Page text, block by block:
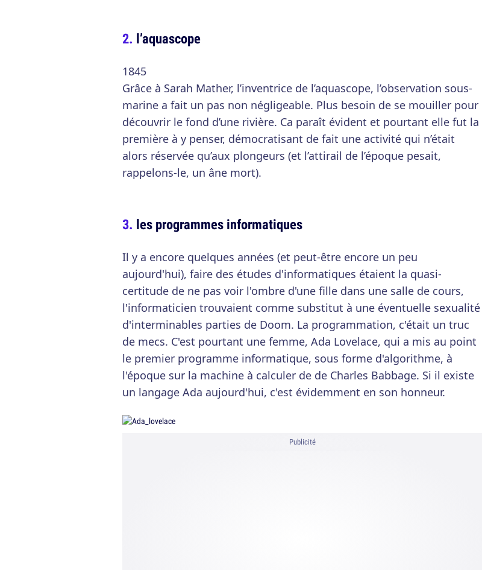
l’aquascope
1845
Grâce à Sarah Mather, l’inventrice de l’aquascope, l’observation sous-
marine a fait un pas non négligeable. Plus besoin de se mouiller pour
découvrir le fond d’une rivière. Ca paraît évident et pourtant elle fut la
première à y penser, démocratisant de fait une activité qui n’était
alors réservée qu’aux plongeurs (et l’attirail de l’époque pesait,
rappelons-le, un âne mort).
les programmes informatiques
Il y a encore quelques années (et peut-être encore un peu
aujourd'hui), faire des études d'informatiques étaient la quasi-
certitude de ne pas voir l'ombre d'une fille dans une salle de cours,
l'informaticien trouvaient comme substitut à une éventuelle sexualité
d'interminables parties de Doom. La programmation, c'était un truc
de mecs. C'est pourtant une femme, Ada Lovelace, qui a mis au point
le premier programme informatique, sous forme d'algorithme, à
l'époque sur la machine à calculer de de Charles Babbage. Si il existe
un langage Ada aujourd'hui, c'est évidemment en son honneur.
Publicité